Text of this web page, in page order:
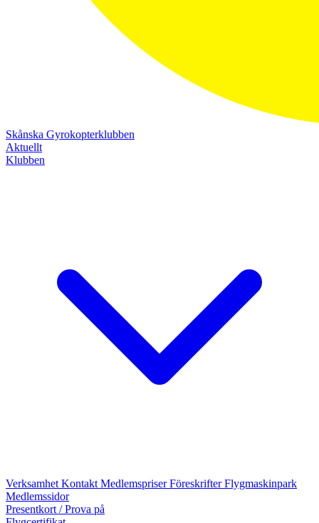
Skånska Gyrokopterklubben
Aktuellt
Klubben
Verksamhet Kontakt MedlemspriserFöreskrifterFlygmaskinpark
Medlemssidor
Presentkort / Prova på